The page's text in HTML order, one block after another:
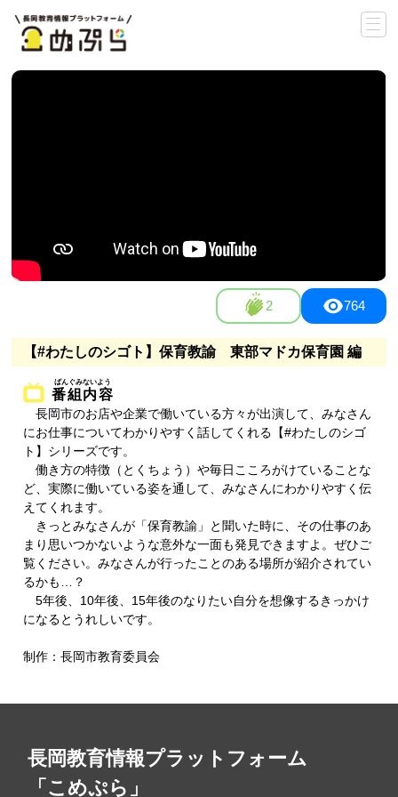
2 764
【#わたしのシゴト】保育教諭 東部マドカ保育園 編
番組内容
長岡市のお店や企業で働いている方々が出演して、みなさん
にお仕事についてわかりやすく話してくれる【#わたしのシゴ
ト】シリーズです。
働き方の特徴（とくちょう）や毎日こころがけていることな
ど、実際に働いている姿を通して、みなさんにわかりやすく伝
えてくれます。
きっとみなさんが「保育教諭」と聞いた時に、その仕事のあ
まり思いつかないような意外な一面も発見できますよ。ぜひご
覧ください。みなさんが行ったことのある場所が紹介されてい
るかも…？
5年後、10年後、15年後のなりたい自分を想像するきっかけ
になるとうれしいです。
制作：長岡市教育委員会
長岡教育情報プラットフォーム
「こめぷら」